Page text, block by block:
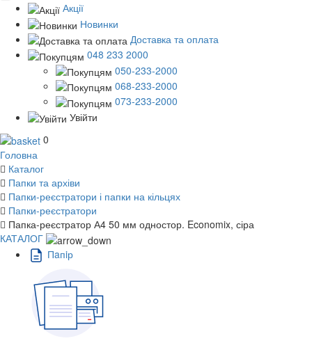
Акції
Новинки
Доставка та оплата
048 233 2000
050-233-2000
068-233-2000
073-233-2000
Увійти
0
Головна
Каталог
Папки та архіви
Папки-реєстратори і папки на кільцях
Папки-реєстратори
Папка-реєстратор А4 50 мм одностор. Economix, сіра
КАТАЛОГ
Пaпiр